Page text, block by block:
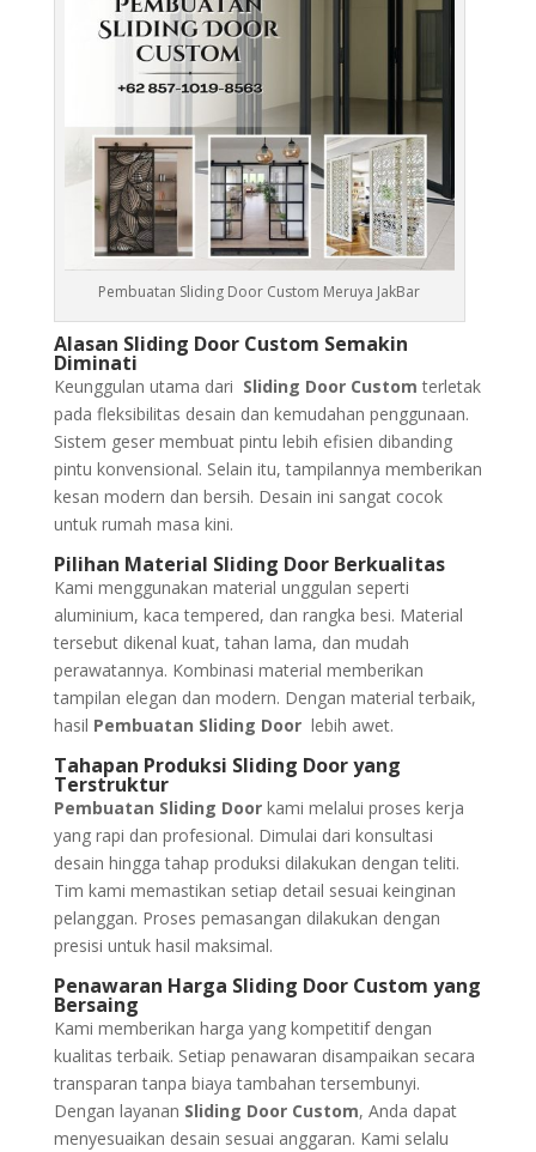
Pembuatan Sliding Door Custom Meruya JakBar
Alasan Sliding Door Custom Semakin
Diminati
Keunggulan utama dari Sliding Door Custom terletak
pada fleksibilitas desain dan kemudahan penggunaan.
Sistem geser membuat pintu lebih efisien dibanding
pintu konvensional. Selain itu, tampilannya memberikan
kesan modern dan bersih. Desain ini sangat cocok
untuk rumah masa kini.
Pilihan Material Sliding Door Berkualitas
Kami menggunakan material unggulan seperti
aluminium, kaca tempered, dan rangka besi. Material
tersebut dikenal kuat, tahan lama, dan mudah
perawatannya. Kombinasi material memberikan
tampilan elegan dan modern. Dengan material terbaik,
hasil Pembuatan Sliding Door lebih awet.
Tahapan Produksi Sliding Door yang
Terstruktur
Pembuatan Sliding Doorkami melalui proses kerja
yang rapi dan profesional. Dimulai dari konsultasi
desain hingga tahap produksi dilakukan dengan teliti.
Tim kami memastikan setiap detail sesuai keinginan
pelanggan. Proses pemasangan dilakukan dengan
presisi untuk hasil maksimal.
Penawaran Harga Sliding Door Custom yang
Bersaing
Kami memberikan harga yang kompetitif dengan
kualitas terbaik. Setiap penawaran disampaikan secara
transparan tanpa biaya tambahan tersembunyi.
Dengan layanan Sliding Door Custom, Anda dapat
menyesuaikan desain sesuai anggaran. Kami selalu